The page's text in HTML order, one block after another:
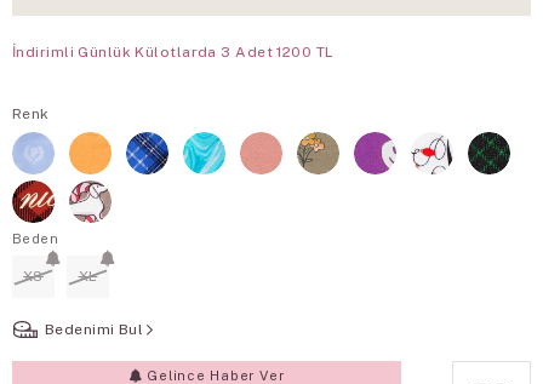
İndirimli Günlük Külotlarda 3 Adet 1200 TL
Renk
Beden
XS XL
Bedenimi Bul
Gelince Haber Ver